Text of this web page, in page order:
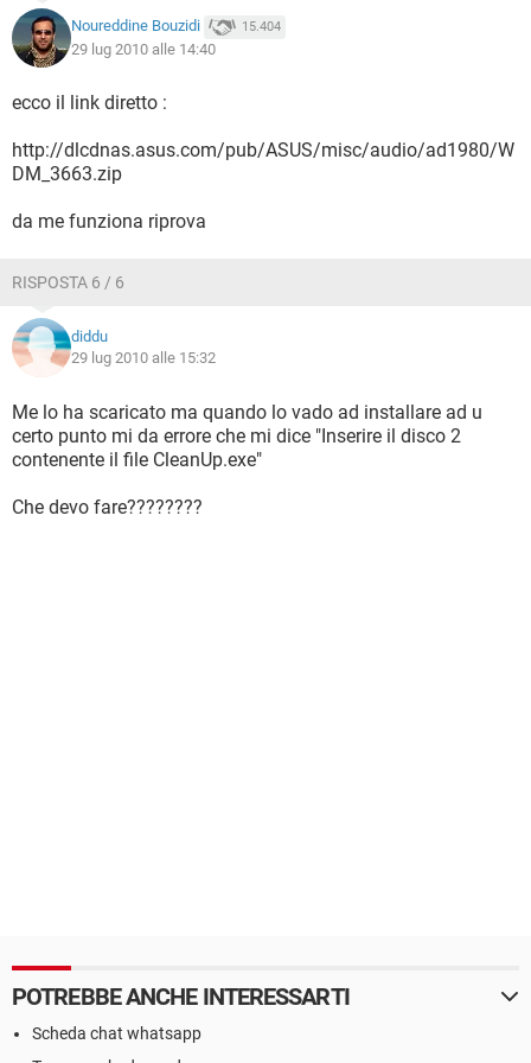
Noureddine Bouzidi 15.404
29 lug 2010 alle 14:40
ecco il link diretto :
http://dlcdnas.asus.com/pub/ASUS/misc/audio/ad1980/W
DM_3663.zip
da me funziona riprova
RISPOSTA 6 / 6
diddu
29 lug 2010 alle 15:32
Me lo ha scaricato ma quando lo vado ad installare ad u
certo punto mi da errore che mi dice "Inserire il disco 2
contenente il file CleanUp.exe"
Che devo fare????????
POTREBBE ANCHE INTERESSARTI
Scheda chat whatsapp